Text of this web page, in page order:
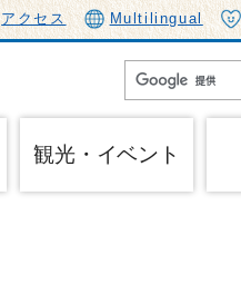
アクセス Multilingual
観光・イベント